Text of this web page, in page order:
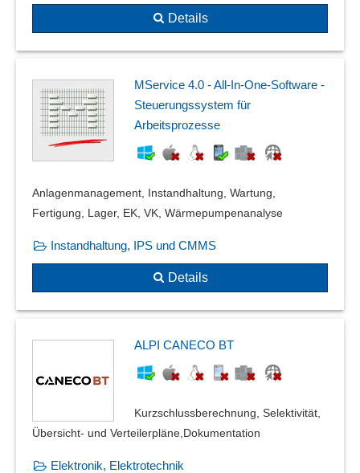
Details
MService 4.0 - All-In-One-Software -
Steuerungssystem für
Arbeitsprozesse
Anlagenmanagement, Instandhaltung, Wartung,
Fertigung, Lager, EK, VK, Wärmepumpenanalyse
Instandhaltung, IPS und CMMS
Details
ALPI CANECO BT
Kurzschlussberechnung, Selektivität,
Übersicht- und Verteilerpläne,Dokumentation
Elektronik, Elektrotechnik